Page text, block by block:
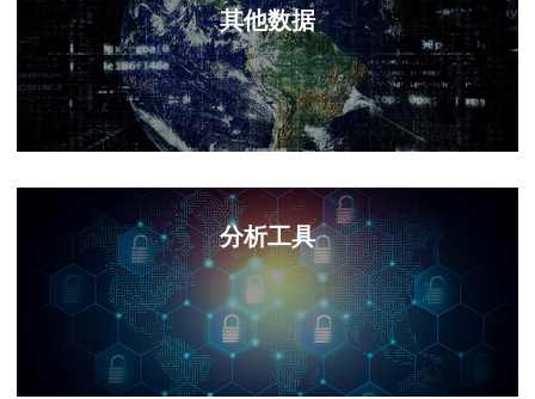
其他数据
分析工具
垂直廓线融合算法
3D地球可视化工具
二级像元过采样算法